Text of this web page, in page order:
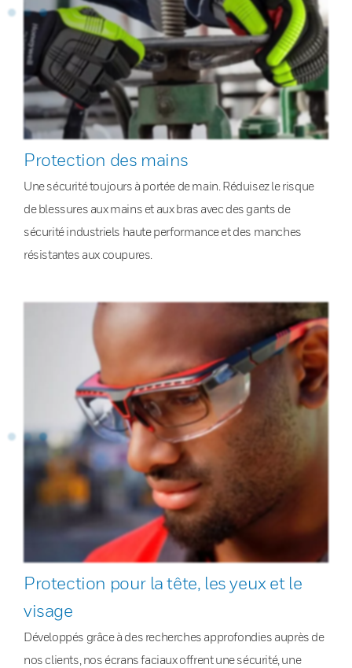
Protection des mains
Une sécurité toujours à portée de main. Réduisez le risque
de blessures aux mains et aux bras avec des gants de
sécurité industriels haute performance et des manches
résistantes aux coupures.
Protection pour la tête, les yeux et le
visage
Développés grâce à des recherches approfondies auprès de
nos clients, nos écrans faciaux offrent une sécurité, une